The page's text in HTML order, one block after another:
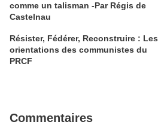
comme un talisman -Par Régis de
Castelnau
Résister, Fédérer, Reconstruire : Les
orientations des communistes du
PRCF
Commentaires